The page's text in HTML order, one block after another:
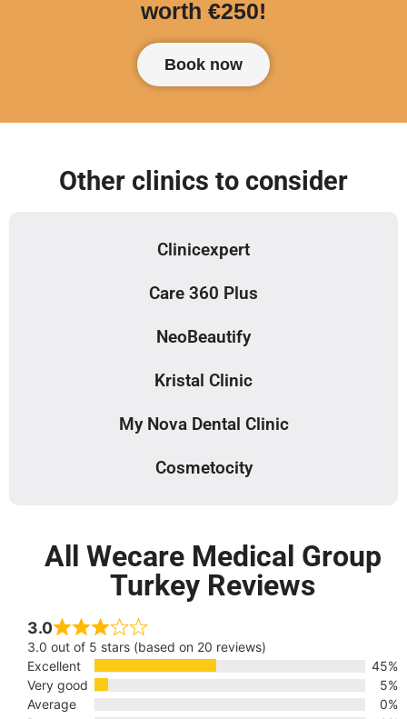
worth €250!
Book now
Other clinics to consider
Clinicexpert
Care 360 Plus
NeoBeautify
Kristal Clinic
My Nova Dental Clinic
Cosmetocity
All Wecare Medical Group
Turkey Reviews
3.0
3.0 out of 5 stars (based on 20 reviews)
Excellent
45%
Very good
5%
Average
0%